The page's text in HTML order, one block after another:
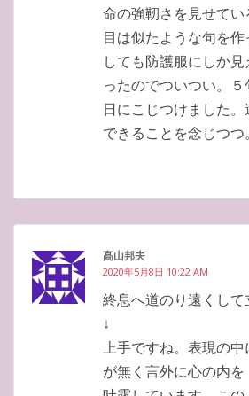
命の強靭さを見せて
目は似たような句を
しても防護服にしか
ったのでついつい。
日にこじつけました。
できることを念じつつ。
髙山邦夫
2020年5月8日 10:22 AM
終息へ道のり遠くして
↓
上手ですね。表現の
が無く言外に心の内を